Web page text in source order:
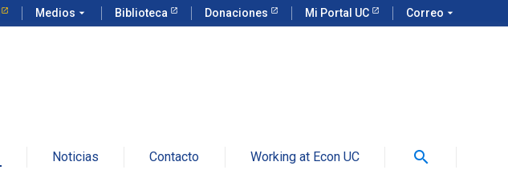
Medios arrow_drop_down Biblioteca Donaciones Mi Portal UC Correo arrow_drop_down
Noticias Contacto Working at Econ UC search